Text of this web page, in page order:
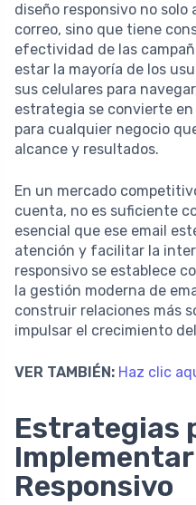
diseño responsivo no
correo, sino que tiene
efectividad de las
estar la mayoría de los
sus celulares para
estrategia se convierte
para cualquier negocio
alcance y resultados.
En un mercado
cuenta, no es suficiente
esencial que ese email
atención y facilitar la
responsivo se establece
la gestión moderna de
construir relaciones más
impulsar el crecimiento
VER TAMBIÉN: Haz clic
Estrategias
Responsivo